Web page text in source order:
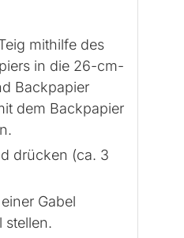
mithilfe des
in die 26-cm-
Backpapier
dem Backpapier
drücken (ca. 3
Gabel
stellen.